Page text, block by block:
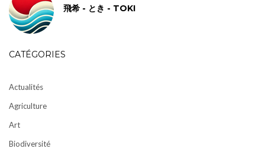
飛希 - とき - TOKI
CATÉGORIES
Actualités
Agriculture
Art
Biodiversité